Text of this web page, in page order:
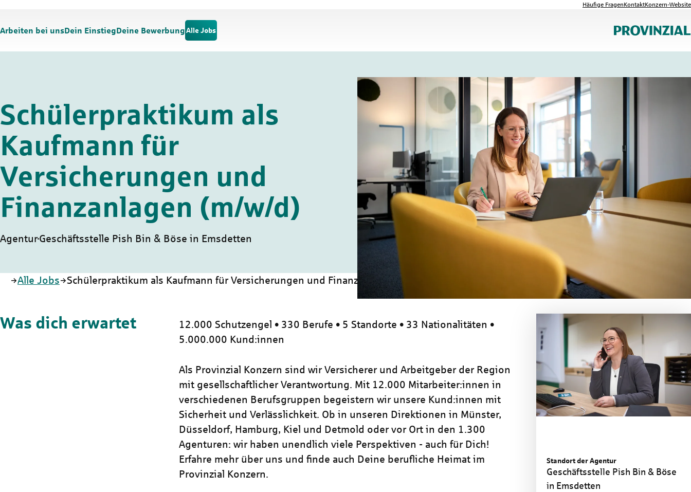
Häufige FragenKontaktKonzern-Website
Arbeiten bei unsDein EinstiegDeine Bewerbung Alle Jobs
Schülerpraktikum als
Kaufmann für
Versicherungen und
Finanzanlagen (m/w/d)
AgenturGeschäftsstelle Pish Bin & Böse in Emsdetten
Startseite
Alle Jobs Schülerpraktikum als Kaufmann für Versicherungen und Finanzanlagen (m/w/d)
Standort der Agentur
Geschäftsstelle Pish Bin & Böse
in Emsdetten
Was dich erwartet
12.000 Schutzengel • 330 Berufe • 5 Standorte • 33 Nationalitäten •
5.000.000 Kund:innen
Als Provinzial Konzern sind wir Versicherer und Arbeitgeber der Region
mit gesellschaftlicher Verantwortung. Mit 12.000 Mitarbeiter:innen in
verschiedenen Berufsgruppen begeistern wir unsere Kund:innen mit
Sicherheit und Verlässlichkeit. Ob in unseren Direktionen in Münster,
Düsseldorf, Hamburg, Kiel und Detmold oder vor Ort in den 1.300
Agenturen: wir haben unendlich viele Perspektiven - auch für Dich!
Erfahre mehr über uns und finde auch Deine berufliche Heimat im
Provinzial Konzern.